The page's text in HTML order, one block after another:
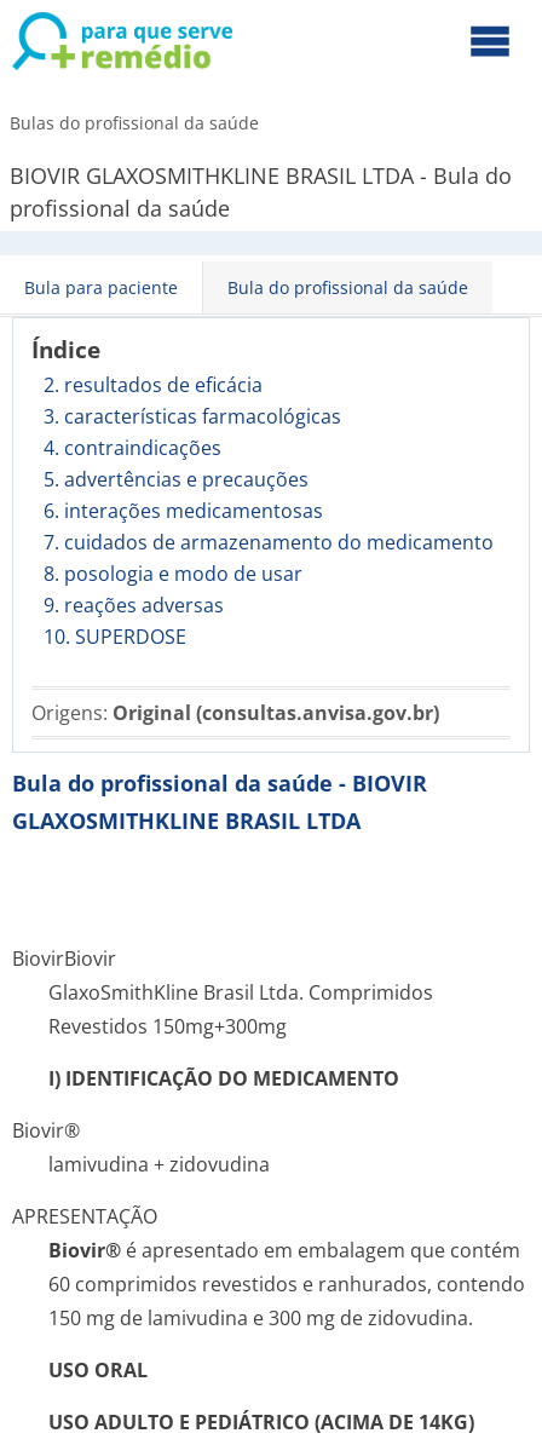
Bulas do profissional da saúde
BIOVIR GLAXOSMITHKLINE BRASIL LTDA - Bula do
profissional da saúde
Bula para paciente Bula do profissional da saúde
Índice
2. resultados de eficácia
3. características farmacológicas
4. contraindicações
5. advertências e precauções
6. interações medicamentosas
7. cuidados de armazenamento do medicamento
8. posologia e modo de usar
9. reações adversas
10. SUPERDOSE
Origens: Original (consultas.anvisa.gov.br)
Bula do profissional da saúde - BIOVIR
GLAXOSMITHKLINE BRASIL LTDA
BiovirBiovir
GlaxoSmithKline Brasil Ltda. Comprimidos
Revestidos 150mg+300mg
I) IDENTIFICAÇÃO DO MEDICAMENTO
Biovir®
lamivudina + zidovudina
APRESENTAÇÃO
Biovir® é apresentado em embalagem que contém
60 comprimidos revestidos e ranhurados, contendo
150 mg de lamivudina e 300 mg de zidovudina.
USO ORAL
USO ADULTO E PEDIÁTRICO (ACIMA DE 14KG)